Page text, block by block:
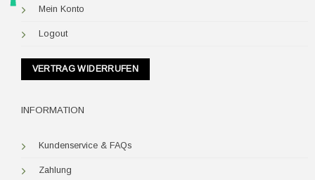
Mein Konto
Logout
VERTRAG WIDERRUFEN
INFORMATION
Kundenservice & FAQs
Zahlung